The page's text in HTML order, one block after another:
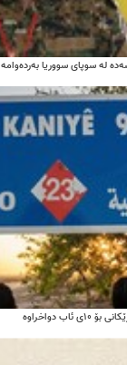
لە سوپای سووریا بەردەوامە
دواخراوە